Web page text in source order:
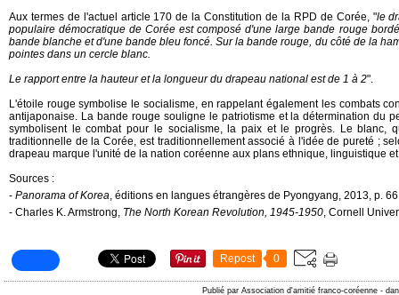
Aux termes de l'actuel article 170 de la Constitution de la RPD de Corée, "le
populaire démocratique de Corée est composé d'une large bande rouge
bande blanche et d'une bande bleu foncé. Sur la bande rouge, du côté de la
pointes dans un cercle blanc.
Le rapport entre la hauteur et la longueur du drapeau national est de 1 à 2".
L'étoile rouge symbolise le socialisme, en rappelant également les combats
antijaponaise. La bande rouge souligne le patriotisme et la détermination du
symbolisent le combat pour le socialisme, la paix et le progrès. Le blanc,
traditionnelle de la Corée, est traditionnellement associé à l'idée de pureté ;
drapeau marque l'unité de la nation coréenne aux plans ethnique, linguistique
Sources :
- Panorama of Korea, éditions en langues étrangères de Pyongyang, 2013, p.
- Charles K. Armstrong, The North Korean Revolution, 1945-1950, Cornell
Repost 0
Publié par Association d'amitié franco-coréenne -